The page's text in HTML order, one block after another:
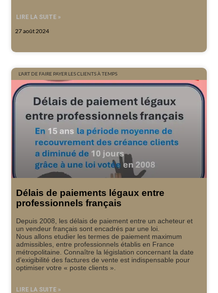
LIRE LA SUITE »
27 août 2024
L'ART DE FAIRE PAYER LES CLIENTS À TEMPS
Délais de paiements légaux entre
professionnels français
Depuis 2008, les délais de paiement entre un acheteur et
un vendeur français sont encadrés par une loi.
Nous allons etudier les termes de paiement maximum
admissibles, entre professionnels établis en France
métropolitaine. Connaître la législation concernant la date
d’exigibilité des factures de vente est indispensable pour
optimiser votre « poste clients ».
LIRE LA SUITE »